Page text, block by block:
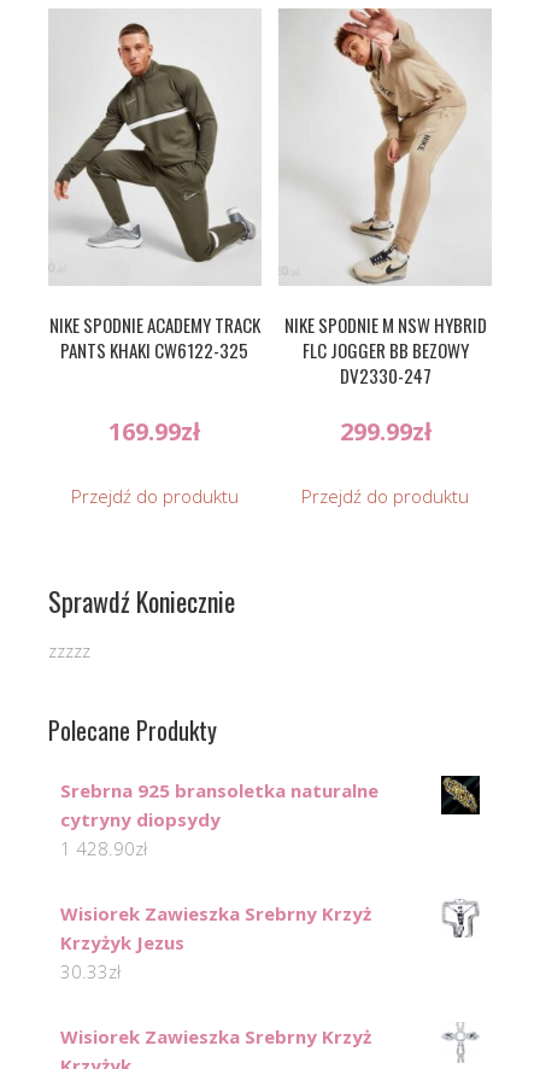
NIKE SPODNIE ACADEMY TRACK
PANTS KHAKI CW6122-325
169.99zł
Przejdź do produktu
NIKE SPODNIE M NSW HYBRID
FLC JOGGER BB BEZOWY
DV2330-247
299.99zł
Przejdź do produktu
Sprawdź Koniecznie
zzzzz
Polecane Produkty
Srebrna 925 bransoletka naturalne
cytryny diopsydy
1 428.90zł
Wisiorek Zawieszka Srebrny Krzyż
Krzyżyk Jezus
30.33zł
Wisiorek Zawieszka Srebrny Krzyż